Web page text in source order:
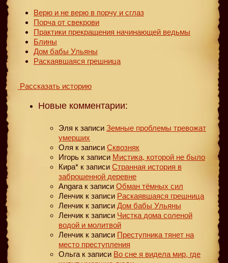
Верю и не верю в порчу и сглаз
Порча от свекрови
Практики прекращения начинающей ведьмы
Блины
Дом бабы Ульяны
Раскаявшаяся грешница
Рассказать историю
Новые комментарии:
Эля к записи Земные проблемы тревожат
умерших
Оля к записи Сквозняк
Игорь к записи Мистика, которой не было
Кира* к записи Странная история в
заброшенной деревне
Angara к записи Обман тёмных сил
Ленчик к записи Раскаявшаяся грешница
Ленчик к записи Дом бабы Ульяны
Ленчик к записи Чистка дома соленой
водой и молитвой
Ленчик к записи Преступника тянет на
место преступления
Ольга к записи Во сне я видела мир, где